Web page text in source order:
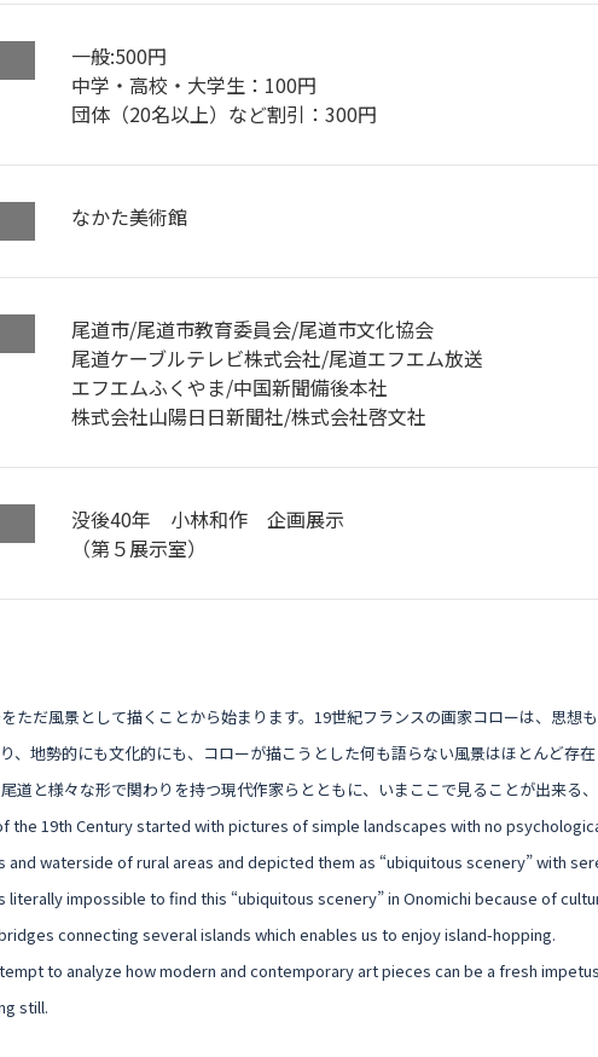
一般:500円
中学・高校・大学生：100円
団体（20名以上）など割引：300円
なかた美術館
尾道市/尾道市教育委員会/尾道市文化協会
尾道ケーブルテレビ株式会社/尾道エフエム放送
エフエムふくやま/中国新聞備後本社
株式会社山陽日日新聞社/株式会社啓文社
没後40年 小林和作 企画展示
（第５展示室）
ただ風景として描くことから始まります。19世紀フランスの画家コローは、思
、地勢的にも文化的にも、コローが描こうとした何も語らない風景はほとんど
道と様々な形で関わりを持つ現代作家らとともに、いまここで見ることが出来る
the 19th Century started with pictures of simple landscapes with no
waterside of rural areas and depicted them as “ubiquitous scenery” with
literally impossible to find this “ubiquitous scenery” in Onomichi because of
connecting several islands which enables us to enjoy island-hopping.
to analyze how modern and contemporary art pieces can be a fresh
still.